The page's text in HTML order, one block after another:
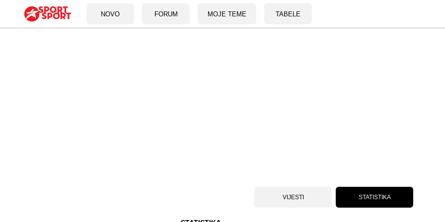
NOVO FORUM MOJE TEME TABELE
VIJESTI STATISTIKA